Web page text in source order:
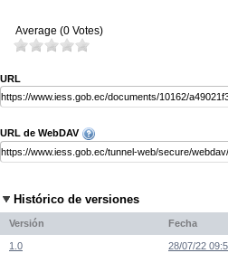
Average (0 Votes)
URL
URL de WebDAV
Histórico de versiones
Versión Fecha
1.0 28/07/22